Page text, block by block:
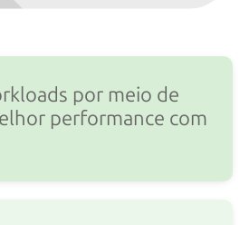
por meio de
performance com